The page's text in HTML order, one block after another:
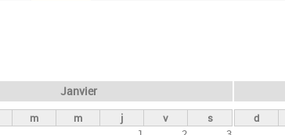
Janvier
m m j v
s
d